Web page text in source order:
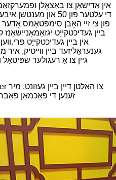
אין אַדישאַן צו באַצאָלן
פון צי זיי האָבן סימפּטאָמס אָדער
ביין געדיכטקייַט
אין ביין געדיכטקייַט
גענעראַליזעד ביין ווייטיק,
גיין צו אַ רעגולער
זענען די פאַכמאַן